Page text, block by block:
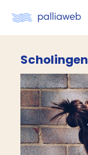
Scholingen